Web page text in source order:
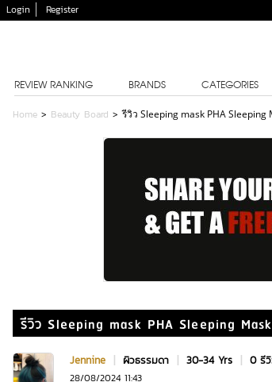
Login Register
REVIEW RANKING BRANDS CATEGORIES
Home > Beauty Board >รีวิว Sleeping mask PHA Sleeping
รีวิว Sleeping mask PHA Sleeping
Jennine | ผิวธรรมดา | 30-34 Yrs | 0 รี
28/08/2024 11:43